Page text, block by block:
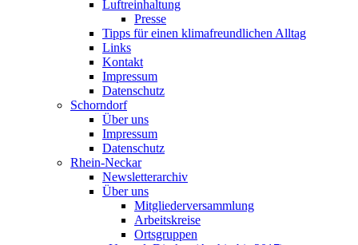
Luftreinhaltung
Presse
Tipps für einen klimafreundlichen Alltag
Links
Kontakt
Impressum
Datenschutz
Schorndorf
Über uns
Impressum
Datenschutz
Rhein-Neckar
Newsletterarchiv
Über uns
Mitgliederversammlung
Arbeitskreise
Ortsgruppen